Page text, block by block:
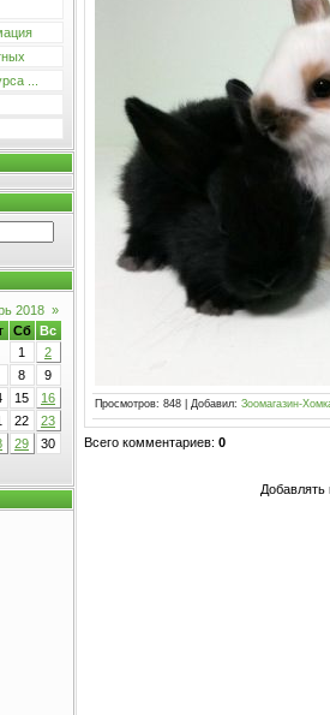
...
2018 »
Сб
Вс
1
2
8
9
15
16
22
23
29
30
Просмотров: 848| Добавил: Зоомагазин-
Всего комментариев: 0
Добавлять